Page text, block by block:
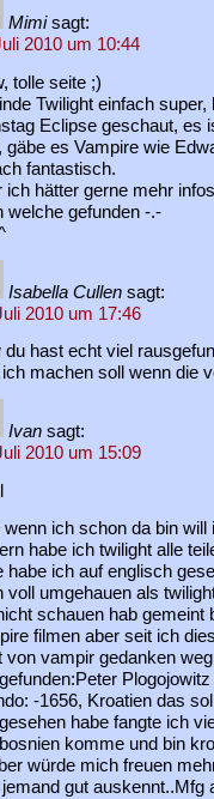
Mimi sagt:
2010 um 10:44
tolle seite ;)
Twilight einfach
Eclipse geschaut, es
gäbe es Vampire wie
fantastisch.
ich hätter gerne mehr
welche gefunden -.-
Isabella Cullen sagt:
2010 um 17:46
du hast echt viel
machen soll wenn die
Ivan sagt:
2010 um 15:09
wenn ich schon da bin
habe ich twilight alle
habe ich auf englisch
voll umgehauen als
schauen hab gemeint
filmen aber seit ich
von vampir gedanken
-1656, Kroatien das
habe fangte ich
komme und bin
würde mich freuen
gut auskennt..Mfg